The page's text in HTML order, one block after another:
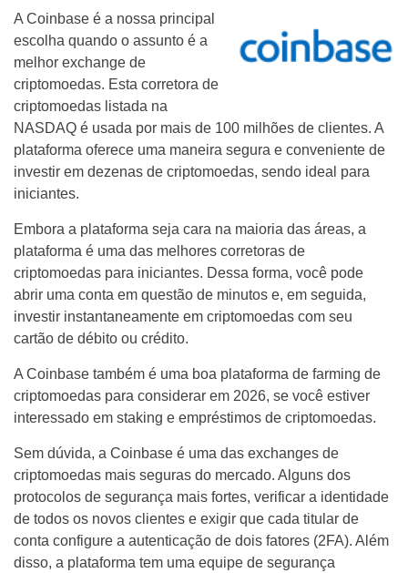
A Coinbase é a nossa principal
escolha quando o assunto é a
melhor exchange de
criptomoedas. Esta corretora de
criptomoedas listada na
NASDAQ é usada por mais de 100 milhões de clientes. A
plataforma oferece uma maneira segura e conveniente de
investir em dezenas de criptomoedas, sendo ideal para
iniciantes.
Embora a plataforma seja cara na maioria das áreas, a
plataforma é uma das melhores corretoras de
criptomoedas para iniciantes. Dessa forma, você pode
abrir uma conta em questão de minutos e, em seguida,
investir instantaneamente em criptomoedas com seu
cartão de débito ou crédito.
A Coinbase também é uma boa plataforma de farming de
criptomoedas para considerar em 2026, se você estiver
interessado em staking e empréstimos de criptomoedas.
Sem dúvida, a Coinbase é uma das exchanges de
criptomoedas mais seguras do mercado. Alguns dos
protocolos de segurança mais fortes, verificar a identidade
de todos os novos clientes e exigir que cada titular de
conta configure a autenticação de dois fatores (2FA). Além
disso, a plataforma tem uma equipe de segurança